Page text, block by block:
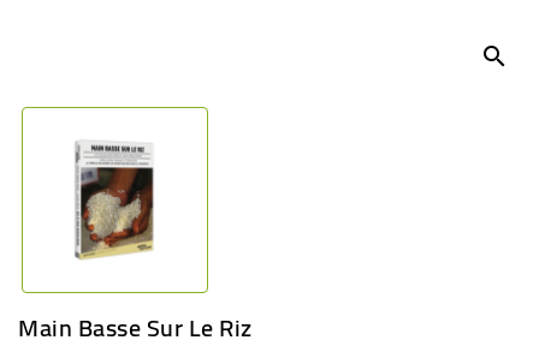
search
Main Basse Sur Le Riz